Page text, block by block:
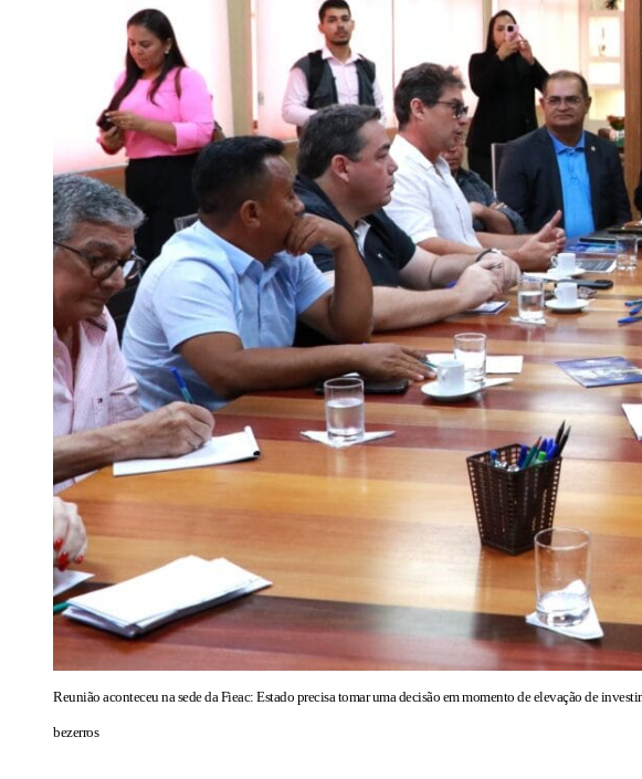
Reunião aconteceu na sede da Fieac: Estado precisa tomar uma decisão em momento de elevação de
bezerros